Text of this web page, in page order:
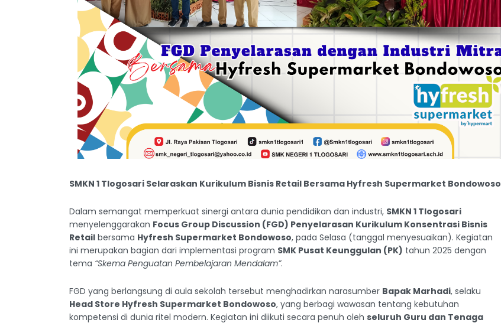
SMKN 1 Tlogosari Selaraskan Kurikulum Bisnis Retail Bersama Hyfresh Supermarket Bondowoso
Dalam semangat memperkuat sinergi antara dunia pendidikan dan industri, SMKN 1 Tlogosari
menyelenggarakan Focus Group Discussion (FGD) Penyelarasan Kurikulum Konsentrasi Bisnis
Retail bersama Hyfresh Supermarket Bondowoso, pada Selasa (tanggal menyesuaikan). Kegiatan
ini merupakan bagian dari implementasi program SMK Pusat Keunggulan (PK) tahun 2025 dengan
tema “Skema Penguatan Pembelajaran Mendalam”.
FGD yang berlangsung di aula sekolah tersebut menghadirkan narasumber Bapak Marhadi, selaku
Head Store Hyfresh Supermarket Bondowoso, yang berbagi wawasan tentang kebutuhan
kompetensi di dunia ritel modern. Kegiatan ini diikuti secara penuh oleh seluruh Guru dan Tenaga